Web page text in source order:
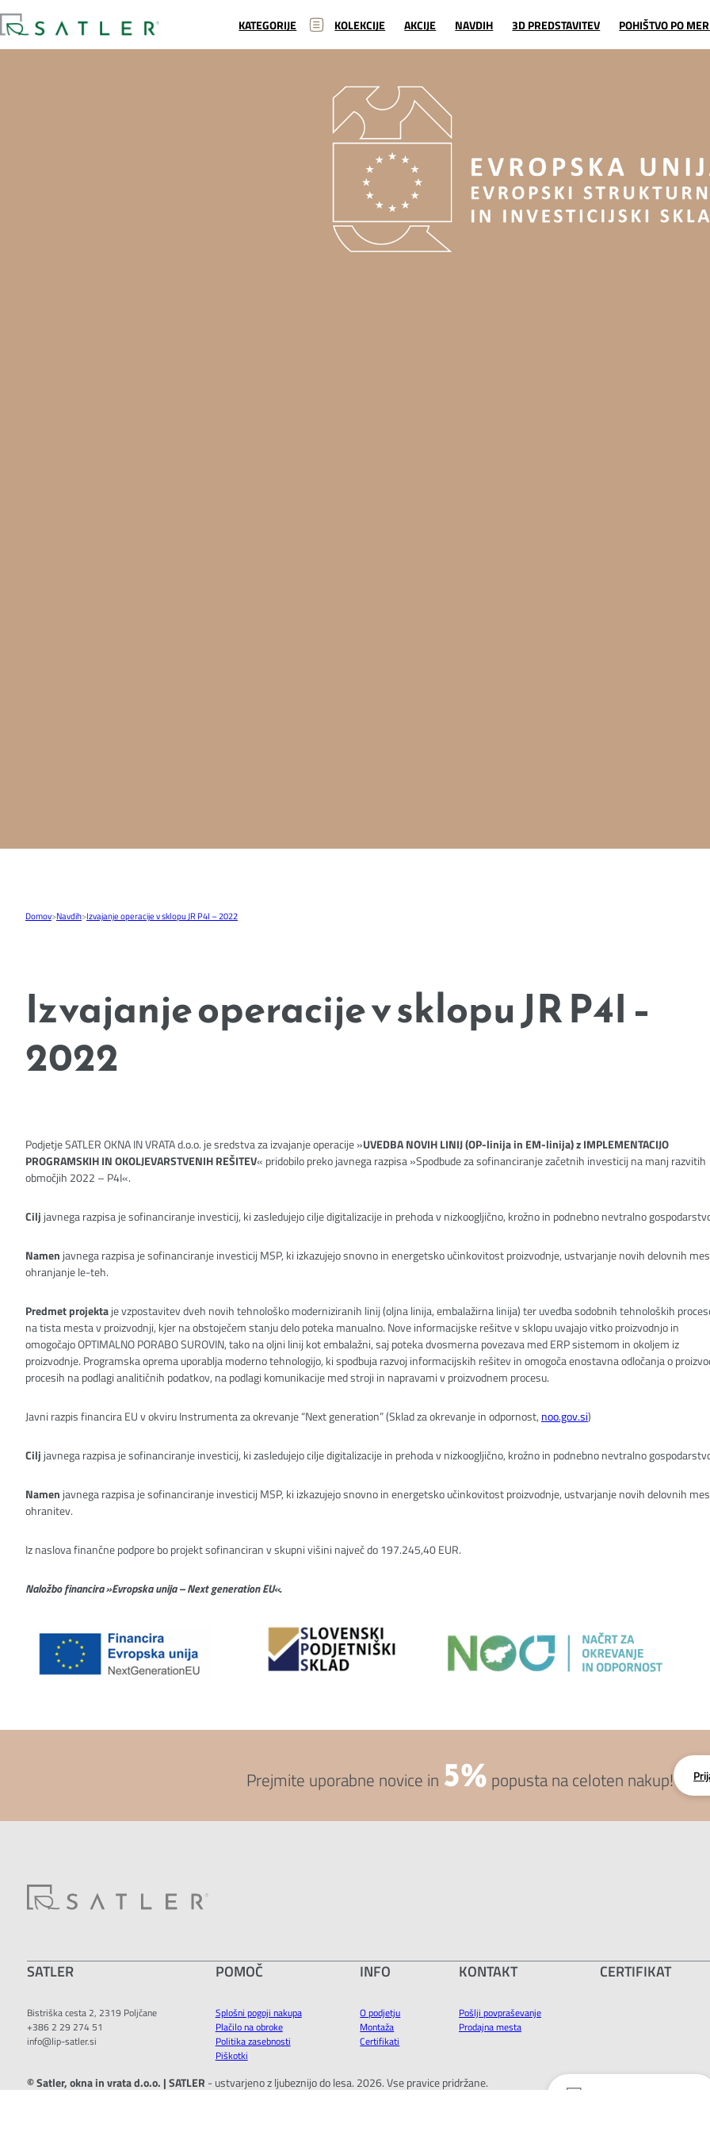
KATEGORIJE KOLEKCIJE AKCIJE NAVDIH 3D PREDSTAVITEV POHIŠTVO PO
Domov>Navdih>Izvajanje operacije v sklopu JR P4I – 2022
Izvajanje operacije v sklopu JR P4I –
2022
Podjetje SATLER OKNA IN VRATA d.o.o. je sredstva za izvajanje operacije »UVEDBA NOVIH LINIJ (OP-linija in EM-linija) z IMPLEMENTACIJO
PROGRAMSKIH IN OKOLJEVARSTVENIH REŠITEV« pridobilo preko javnega razpisa »Spodbude za sofinanciranje začetnih investicij na manj razvitih
območjih 2022 – P4I«.
Cilj javnega razpisa je sofinanciranje investicij, ki zasledujejo cilje digitalizacije in prehoda v nizkoogljično, krožno in podnebno nevtralno
Namen javnega razpisa je sofinanciranje investicij MSP, ki izkazujejo snovno in energetsko učinkovitost proizvodnje, ustvarjanje novih delovnih
ohranjanje le-teh.
Predmet projektaje vzpostavitev dveh novih tehnološko moderniziranih linij (oljna linija, embalažirna linija) ter uvedba sodobnih tehnoloških
na tista mesta v proizvodnji, kjer na obstoječem stanju delo poteka manualno. Nove informacijske rešitve v sklopu uvajajo vitko proizvodnjo in
omogočajo OPTIMALNO PORABO SUROVIN, tako na oljni linij kot embalažni, saj poteka dvosmerna povezava med ERP sistemom in okoljem iz
proizvodnje. Programska oprema uporablja moderno tehnologijo, ki spodbuja razvoj informacijskih rešitev in omogoča enostavna odločanja o
procesih na podlagi analitičnih podatkov, na podlagi komunikacije med stroji in napravami v proizvodnem procesu.
Javni razpis financira EU v okviru Instrumenta za okrevanje “Next generation” (Sklad za okrevanje in odpornost, noo.gov.si)
Cilj javnega razpisa je sofinanciranje investicij, ki zasledujejo cilje digitalizacije in prehoda v nizkoogljično, krožno in podnebno nevtralno
Namen javnega razpisa je sofinanciranje investicij MSP, ki izkazujejo snovno in energetsko učinkovitost proizvodnje, ustvarjanje novih delovnih
ohranitev.
Iz naslova finančne podpore bo projekt sofinanciran v skupni višini največ do 197.245,40 EUR.
Naložbo financira »Evropska unija – Next generation EU«.
Prejmite uporabne novice in 5% popusta na celoten nakup!
SATLER
Bistriška cesta 2, 2319 Poljčane
+386 2 29 274 51
info@lip-satler.si
POMOČ
Splošni pogoji nakupa
Plačilo na obroke
Politika zasebnosti
Piškotki
INFO
O podjetju
Montaža
Certifikati
KONTAKT
Pošlji povpraševanje
Prodajna mesta
CERTIFIKAT
© Satler, okna in vrata d.o.o. | SATLER - ustvarjeno z ljubeznijo do lesa. 2026. Vse pravice pridržane.
Poglejte še: